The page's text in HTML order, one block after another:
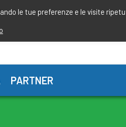
PARTNER
le tue preferenze e le visite